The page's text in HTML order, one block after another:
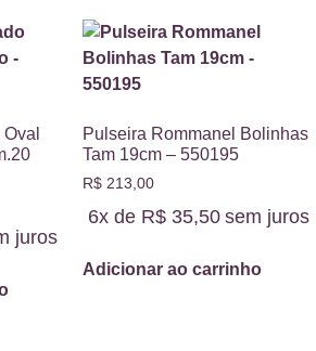
juros
Pulseira Rommanel Bolinhas
Tam 19cm – 550195
R$213,00
6x de R$ 35,50 sem juros
Adicionar ao carrinho